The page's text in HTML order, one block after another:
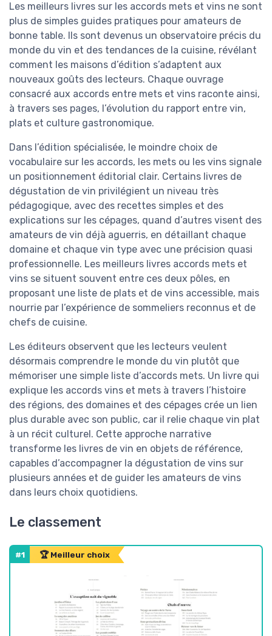
Les meilleurs livres sur les accords mets et vins ne sont
plus de simples guides pratiques pour amateurs de
bonne table. Ils sont devenus un observatoire précis du
monde du vin et des tendances de la cuisine, révélant
comment les maisons d’édition s’adaptent aux
nouveaux goûts des lecteurs. Chaque ouvrage
consacré aux accords entre mets et vins raconte ainsi,
à travers ses pages, l’évolution du rapport entre vin,
plats et culture gastronomique.
Dans l’édition spécialisée, le moindre choix de
vocabulaire sur les accords, les mets ou les vins signale
un positionnement éditorial clair. Certains livres de
dégustation de vin privilégient un niveau très
pédagogique, avec des recettes simples et des
explications sur les cépages, quand d’autres visent des
amateurs de vin déjà aguerris, en détaillant chaque
domaine et chaque vin type avec une précision quasi
professionnelle. Les meilleurs livres accords mets et
vins se situent souvent entre ces deux pôles, en
proposant une liste de plats et de vins accessible, mais
nourrie par l’expérience de sommeliers reconnus et de
chefs de cuisine.
Les éditeurs observent que les lecteurs veulent
désormais comprendre le monde du vin plutôt que
mémoriser une simple liste d’accords mets. Un livre qui
explique les accords vins et mets à travers l’histoire
des régions, des domaines et des cépages crée un lien
plus durable avec son public, car il relie chaque vin plat
à un récit culturel. Cette approche narrative
transforme les livres de vin en objets de référence,
capables d’accompagner la dégustation de vins sur
plusieurs années et de guider les amateurs de vins
dans leurs choix quotidiens.
Le classement
#1 🏆 Meilleur choix